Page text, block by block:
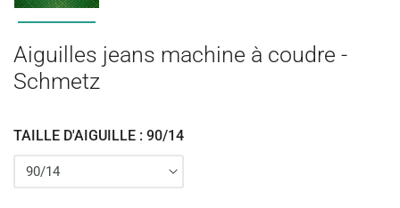
Aiguilles jeans machine à coudre -
Schmetz
TAILLE D'AIGUILLE : 90/14